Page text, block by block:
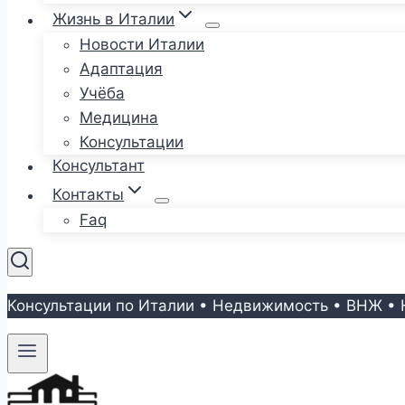
Жизнь в Италии
Новости Италии
Адаптация
Учёба
Медицина
Консультации
Консультант
Контакты
Faq
Консультации по Италии • Недвижимость • ВНЖ •